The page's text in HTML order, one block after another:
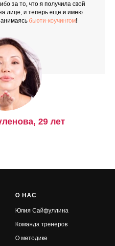
за то, что я получила свой
лице, и теперь еще и имею
бьюти-коучингом!
29 лет
О НАС
Юлия Сайфуллина
Команда тренеров
О методике